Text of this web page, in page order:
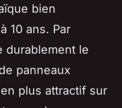
bien
10 ans. Par
durablement le
panneaux
plus attractif sur